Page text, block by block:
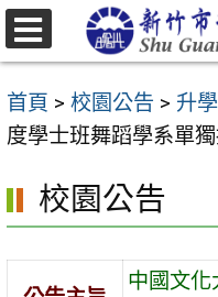
跳
至
要
內
區
首頁 > 校園公告 > 升
度學士班舞蹈學系單
校園公告
中國文
選
單